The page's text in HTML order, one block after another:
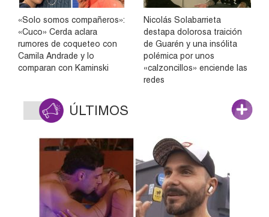
«Solo somos compañeros»:
«Cuco» Cerda aclara
rumores de coqueteo con
Camila Andrade y lo
comparan con Kaminski
Nicolás Solabarrieta
destapa dolorosa traición
de Guarén y una insólita
polémica por unos
«calzoncillos» enciende las
redes
ÚLTIMOS